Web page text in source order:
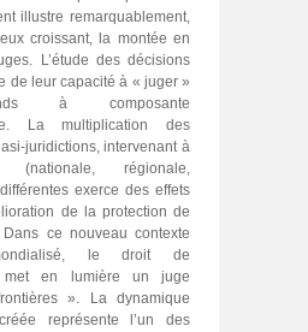
illustre remarquablement,
croissant, la montée en
L’étude des décisions
de leur capacité à « juger »
à composante
La multiplication des
juridictions, intervenant à
régionale,
exerce des effets
de la protection de
Dans ce nouveau contexte
le droit de
met en lumière un juge
». La dynamique
représente l’un des